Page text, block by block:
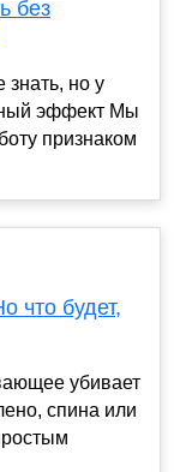
без
знать, но у
эффект Мы
признаком
что будет,
убивает
спина или